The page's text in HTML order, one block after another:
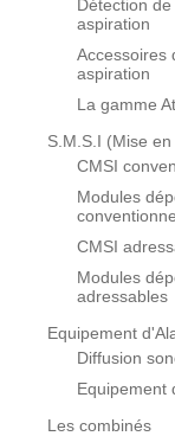
Détection
aspiration
Accessoires
aspiration
La gamme
S.M.S.I (Mise
CMSI
Modules
CMSI
Modules
adressables
Equipement
Diffusion
Equipement
Les combinés